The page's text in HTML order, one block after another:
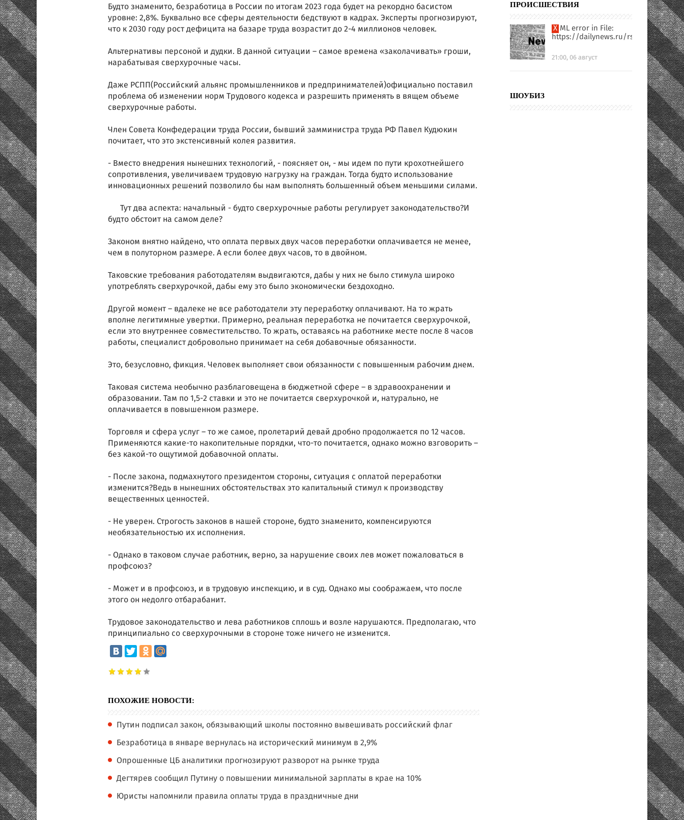
Будто знаменито, безработица в России по итогам 2023 года будет на рекордно басистом
уровне: 2,8%. Буквально все сферы деятельности бедствуют в кадрах. Эксперты прогнозируют,
что к 2030 году рост дефицита на базаре труда возрастит до 2-4 миллионов человек.
Альтернативы персоной и дудки. В данной ситуации – самое времена «заколачивать» гроши,
нарабатывая сверхурочные часы.
Даже РСПП(Российский альянс промышленников и предпринимателей)официально поставил
проблема об изменении норм Трудового кодекса и разрешить применять в вящем объеме
сверхурочные работы.
Член Совета Конфедерации труда России, бывший замминистра труда РФ Павел Кудюкин
почитает, что это экстенсивный колея развития.
- Вместо внедрения нынешних технологий, - поясняет он, - мы идем по пути крохотнейшего
сопротивления, увеличиваем трудовую нагрузку на граждан. Тогда будто использование
инновационных решений позволило бы нам выполнять большенный объем меньшими силами.
Тут два аспекта: начальный - будто сверхурочные работы регулирует законодательство?И
будто обстоит на самом деле?
Законом внятно найдено, что оплата первых двух часов переработки оплачивается не менее,
чем в полуторном размере. А если более двух часов, то в двойном.
Таковские требования работодателям выдвигаются, дабы у них не было стимула широко
употреблять сверхурочкой, дабы ему это было экономически бездоходно.
Другой момент – вдалеке не все работодатели эту переработку оплачивают. На то жрать
вполне легитимные увертки. Примерно, реальная переработка не почитается сверхурочкой,
если это внутреннее совместительство. То жрать, оставаясь на работнике месте после 8 часов
работы, специалист добровольно принимает на себя добавочные обязанности.
Это, безусловно, фикция. Человек выполняет свои обязанности с повышенным рабочим днем.
Таковая система необычно разблаговещена в бюджетной сфере – в здравоохранении и
образовании. Там по 1,5-2 ставки и это не почитается сверхурочкой и, натурально, не
оплачивается в повышенном размере.
Торговля и сфера услуг – то же самое, пролетарий девай дробно продолжается по 12 часов.
Применяются какие-то накопительные порядки, что-то почитается, однако можно взговорить –
без какой-то ощутимой добавочной оплаты.
- После закона, подмахнутого президентом стороны, ситуация с оплатой переработки
изменится?Ведь в нынешних обстоятельствах это капитальный стимул к производству
вещественных ценностей.
- Не уверен. Строгость законов в нашей стороне, будто знаменито, компенсируются
необязательностью их исполнения.
- Однако в таковом случае работник, верно, за нарушение своих лев может пожаловаться в
профсоюз?
- Может и в профсоюз, и в трудовую инспекцию, и в суд. Однако мы соображаем, что после
этого он недолго отбарабанит.
Трудовое законодательство и лева работников сплошь и возле нарушаются. Предполагаю, что
принципиально со сверхурочными в стороне тоже ничего не изменится.
ПОХОЖИЕ НОВОСТИ:
Путин подписал закон, обязывающий школы постоянно вывешивать российский флаг
Безработица в январе вернулась на исторический минимум в 2,9%
Опрошенные ЦБ аналитики прогнозируют разворот на рынке труда
Дегтярев сообщил Путину о повышении минимальной зарплаты в крае на 10%
Юристы напомнили правила оплаты труда в праздничные дни
ПРОИСШЕСТВИЯ
XML error in File:
https://dailynews.ru/rssfull.xml
21:00, 06 август
ШОУБИЗ